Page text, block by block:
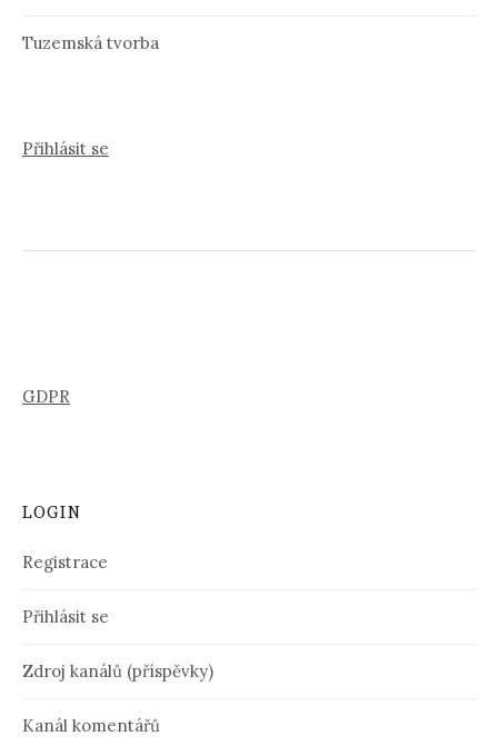
Tuzemská tvorba
Přihlásit se
GDPR
LOGIN
Registrace
Přihlásit se
Zdroj kanálů (příspěvky)
Kanál komentářů